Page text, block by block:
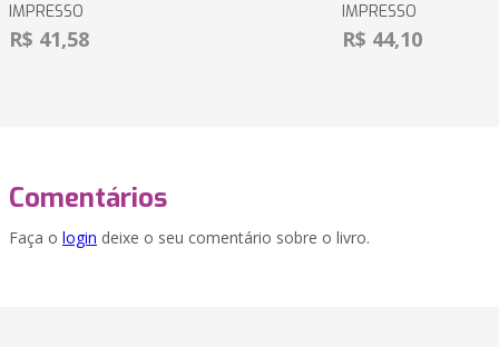
IMPRESSO
R$ 41,58
IMPRESSO
R$ 44,10
Comentários
Faça o login deixe o seu comentário sobre o livro.